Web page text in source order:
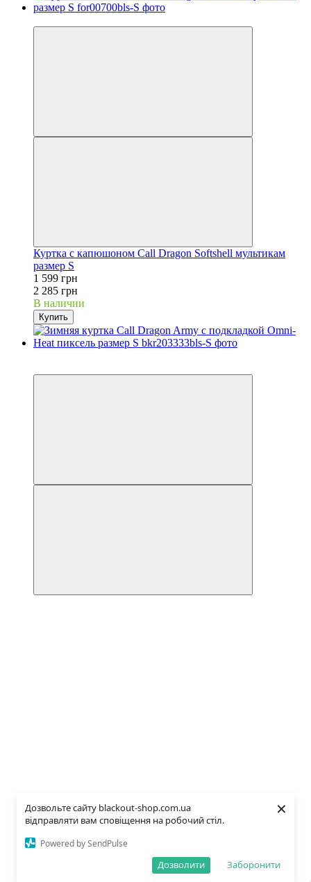
Дозвольте сайту blackout-shop.com.ua
відправляти вам сповіщення на робочий стіл.
Powered by SendPulse
Заборонити
Дозволити
×
Куртка с капюшоном Call Dragon Softshell мультикам
размер S
1 599 грн
2 285 грн
В наличии
Купить